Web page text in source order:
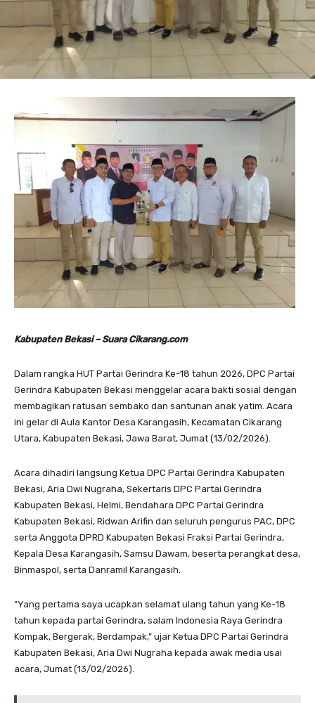
Kabupaten Bekasi – Suara Cikarang.com
Dalam rangka HUT Partai Gerindra Ke-18 tahun 2026, DPC Partai
Gerindra Kabupaten Bekasi menggelar acara bakti sosial dengan
membagikan ratusan sembako dan santunan anak yatim. Acara
ini gelar di Aula Kantor Desa Karangasih, Kecamatan Cikarang
Utara, Kabupaten Bekasi, Jawa Barat, Jumat (13/02/2026).
Acara dihadiri langsung Ketua DPC Partai Gerindra Kabupaten
Bekasi, Aria Dwi Nugraha, Sekertaris DPC Partai Gerindra
Kabupaten Bekasi, Helmi, Bendahara DPC Partai Gerindra
Kabupaten Bekasi, Ridwan Arifin dan seluruh pengurus PAC, DPC
serta Anggota DPRD Kabupaten Bekasi Fraksi Partai Gerindra,
Kepala Desa Karangasih, Samsu Dawam, beserta perangkat desa,
Binmaspol, serta Danramil Karangasih.
“Yang pertama saya ucapkan selamat ulang tahun yang Ke-18
tahun kepada partai Gerindra, salam Indonesia Raya Gerindra
Kompak, Bergerak, Berdampak,” ujar Ketua DPC Partai Gerindra
Kabupaten Bekasi, Aria Dwi Nugraha kepada awak media usai
acara, Jumat (13/02/2026).